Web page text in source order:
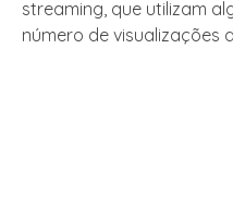
streaming, que utilizam
número de visualizações